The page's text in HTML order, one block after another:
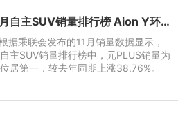
2023年11月自主SUV销量排行榜 Aion Y环比下降17%
据乘联会发布的11月销量数据显示，
主SUV销量排行榜中，元PLUS销量为
居第一，较去年同期上涨38.76%。
30298辆的销量位居第二，较去年同